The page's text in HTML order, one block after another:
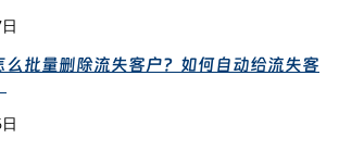
么批量删除流失客户？如何自动给流失客